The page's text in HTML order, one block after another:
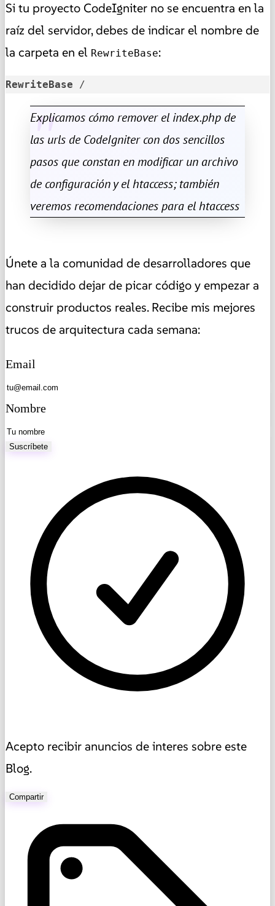
Si tu proyecto CodeIgniter no se encuentra en la
raíz del servidor, debes de indicar el nombre de
la carpeta en el RewriteBase:
RewriteBase /
Explicamos cómo remover el index.php de
las urls de CodeIgniter con dos sencillos
pasos que constan en modificar un archivo
de configuración y el htaccess; también
veremos recomendaciones para el htaccess
Únete a la comunidad de desarrolladores que
han decidido dejar de picar código y empezar a
construir productos reales. Recibe mis mejores
trucos de arquitectura cada semana:
Email
Nombre
Suscríbete
Acepto recibir anuncios de interes sobre este
Blog.
Compartir